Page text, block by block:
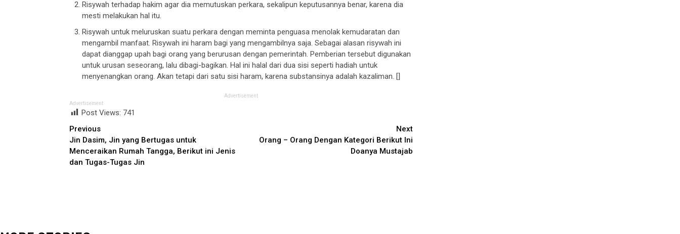
Risywah terhadap hakim agar dia memutuskan perkara, sekalipun keputusannya benar, karena dia
mesti melakukan hal itu.
Risywah untuk meluruskan suatu perkara dengan meminta penguasa menolak kemudaratan dan
mengambil manfaat. Risywah ini haram bagi yang mengambilnya saja. Sebagai alasan risywah ini
dapat dianggap upah bagi orang yang berurusan dengan pemerintah. Pemberian tersebut digunakan
untuk urusan seseorang, lalu dibagi-bagikan. Hal ini halal dari dua sisi seperti hadiah untuk
menyenangkan orang. Akan tetapi dari satu sisi haram, karena substansinya adalah kazaliman. []
Advertisement
Advertisement
Post Views: 741
Continue
Reading
Previous
Jin Dasim, Jin yang Bertugas untuk
Menceraikan Rumah Tangga, Berikut ini Jenis
dan Tugas-Tugas Jin
Next
Orang – Orang Dengan Kategori Berikut Ini
Doanya Mustajab